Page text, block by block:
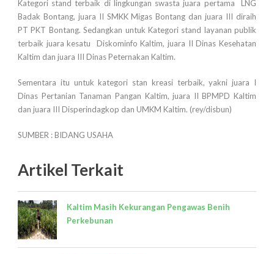
Kategori stand terbaik di lingkungan swasta juara pertama LNG
Badak Bontang, juara II SMKK Migas Bontang dan juara III diraih
PT PKT Bontang. Sedangkan untuk Kategori stand layanan publik
terbaik juara kesatu Diskominfo Kaltim, juara II Dinas Kesehatan
Kaltim dan juara III Dinas Peternakan Kaltim.
Sementara itu untuk kategori stan kreasi terbaik, yakni juara I
Dinas Pertanian Tanaman Pangan Kaltim, juara II BPMPD Kaltim
dan juara III Disperindagkop dan UMKM Kaltim. (rey/disbun)
SUMBER : BIDANG USAHA
Artikel Terkait
Kaltim Masih Kekurangan Pengawas Benih
Perkebunan